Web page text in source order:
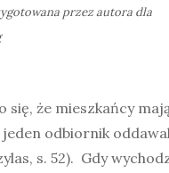
przez autora dla
się, że mieszkańcy
odbiornik
s. 52). Gdy